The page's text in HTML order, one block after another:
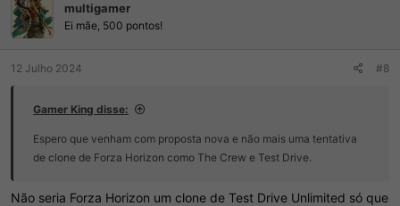
õ
e
s
multigamer
Ei mãe, 500 pontos!
12 Julho 2024 #8
Gamer King disse:
Espero que venham com proposta nova e não mais uma tentativa
de clone de Forza Horizon como The Crew e Test Drive.
Não seria Forza Horizon um clone de Test Drive Unlimited só que